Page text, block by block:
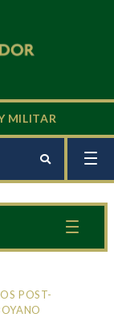
MILITAR
POST-